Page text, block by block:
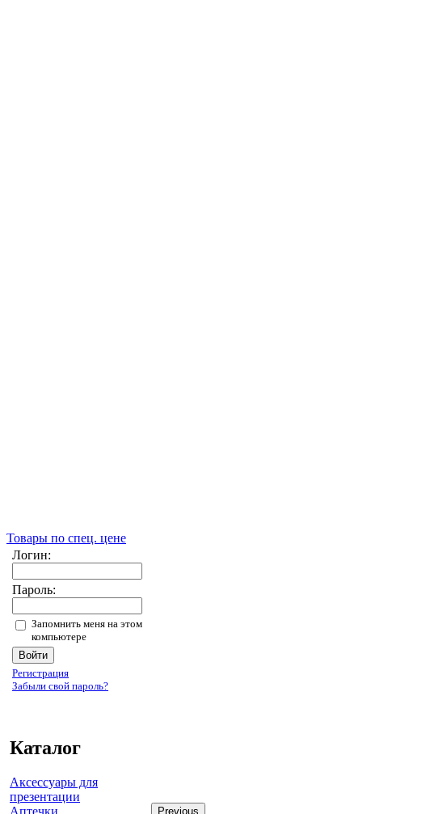
Товары по спец. цене
Логин:
Пароль:
Запомнить меня на этом
компьютере
Регистрация
Забыли свой пароль?
Каталог
Аксессуары для
презентации
Аптечки
Previous